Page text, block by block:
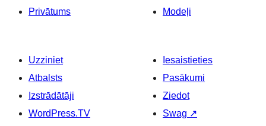
Privātums
Modeļi
Uzziniet
Atbalsts
Izstrādātāji
WordPress.TV
Iesaistieties
Pasākumi
Ziedot
Swag ↗